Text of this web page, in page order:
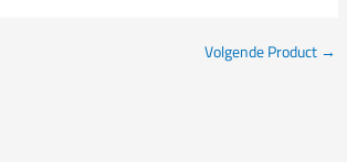
Volgende Product →